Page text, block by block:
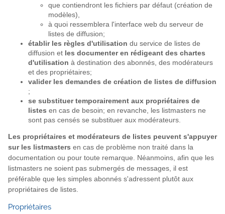
que contiendront les fichiers par défaut (création de
modèles),
à quoi ressemblera l'interface web du serveur de
listes de diffusion;
établir les règles d'utilisation du service de listes de
diffusion et les documenter en rédigeant des chartes
d'utilisation à destination des abonnés, des modérateurs
et des propriétaires;
valider les demandes de création de listes de diffusion
;
se substituer temporairement aux propriétaires de
listes en cas de besoin; en revanche, les listmasters ne
sont pas censés se substituer aux modérateurs.
Les propriétaires et modérateurs de listes peuvent s'appuyer
sur les listmasters en cas de problème non traité dans la
documentation ou pour toute remarque. Néanmoins, afin que les
listmasters ne soient pas submergés de messages, il est
préférable que les simples abonnés s'adressent plutôt aux
propriétaires de listes.
Propriétaires